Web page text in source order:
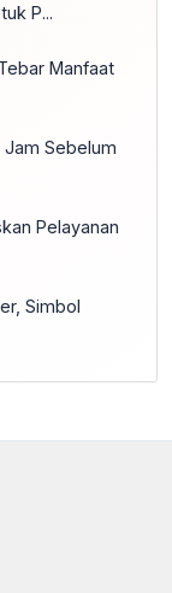
P...
Manfaat
Jam Sebelum
Pelayanan
Simbol